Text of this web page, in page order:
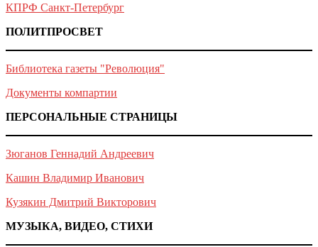
КПРФ Санкт-Петербург
ПОЛИТПРОСВЕТ
Библиотека газеты "Революция"
Документы компартии
ПЕРСОНАЛЬНЫЕ СТРАНИЦЫ
Зюганов Геннадий Андреевич
Кашин Владимир Иванович
Кузякин Дмитрий Викторович
МУЗЫКА, ВИДЕО, СТИХИ